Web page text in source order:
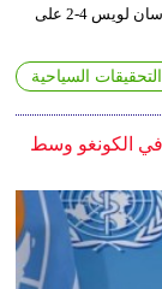
والمكسيكي، بعدما قاد إنتر ميامي إلى الفوز على أتلتيكو سان لويس 4-2 على
السياحية
في الكونغو وسط